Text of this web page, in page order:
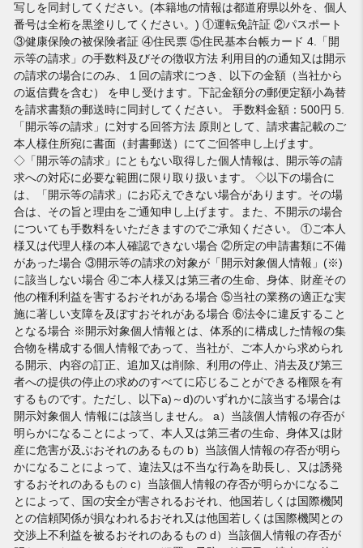
写しを同封してください。(本籍地の情報は都道府県以外を、個人
番号は全桁を黒塗りしてください。) ①運転免許証 ②パスポート
③健康保険の被保険者証 ④住民票 ⑤住民基本台帳カード 4.「開
示等の請求」の手数料及びその徴収方法 利用目的の通知又は開示
の請求の場合にのみ、１回の請求につき、以下の金額（当社から
の返信費を含む） を申し受けます。下記金額分の郵便定額小為替
を請求書類の郵送時に同封してください。 手数料金額：500円 5.
「開示等の請求」に対する回答方法 原則として、請求書記載のご
本人様住所宛に書面（封書郵送）にてご回答申し上げます。
◇「開示等の請求」にともない取得した個人情報は、開示等の請
求への対応に必要な範囲に限り取り扱います。 ◇以下の場合に
は、「開示等の請求」にお応えできない場合があります。その場
合は、その旨と理由をご通知申し上げます。また、不開示の場合
についても手数料をいただきますのでご承知ください。 ①ご本人
様又は代理人様の本人確認できない場合 ②所定の申請書類に不備
があった場合 ③開示等の請求の対象が「開示対象個人情報」(※)
に該当しない場合 ④ご本人様又は第三者の生命、身体、財産その
他の権利利益を害するおそれがある場合 ⑤当社の業務の適正な実
施に著しい支障を及ぼすおそれがある場合 ⑥法令に違反すること
となる場合 ※開示対象個人情報とは、体系的に構成した情報の集
合物を構成する個人情報であって、当社が、ご本人から求められ
る開示、内容の訂正、追加又は削除、利用の停止、消去及び第三
者への提供の停止の求めのすべてに応じることができる権限を有
するものです。ただし、以下a)～d)のいずれかに該当する場合は
開示対象個人 情報には該当しません。 a）当該個人情報の存否が
明らかになることによって、本人又は第三者の生命、身体又は財
産に危害が及ぶおそれのあるもの b）当該個人情報の存否が明ら
かになることによって、違法又は不当な行為を助長し、又は誘発
するおそれのあるもの c）当該個人情報の存否が明らかになるこ
とによって、国の安全が害されるおそれ、他国若しくは国際機関
との信頼関係が損なわれるおそれ又は他国若しくは国際機関との
交渉上不利益を被るおそれのあるもの d）当該個人情報の存否が